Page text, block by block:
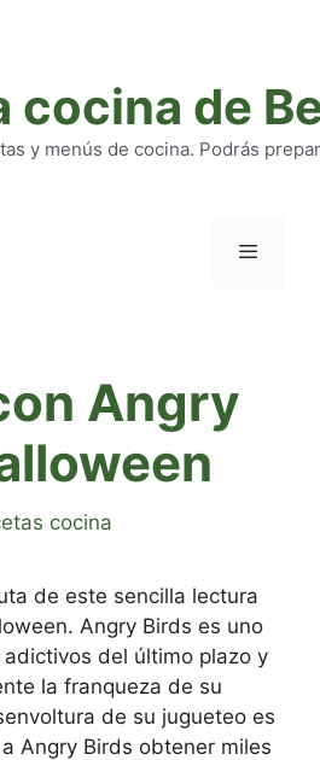
cocina de
y menús de cocina. Podrás
Angry
cocina
de este sencilla lectura
Angry Birds es uno
del último plazo y
la franqueza de su
de su jugueteo es
Angry Birds obtener miles